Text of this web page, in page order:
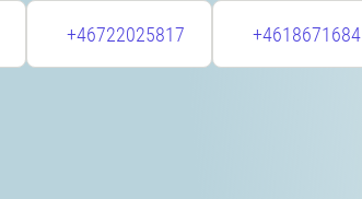
+46722025817 +4618671684